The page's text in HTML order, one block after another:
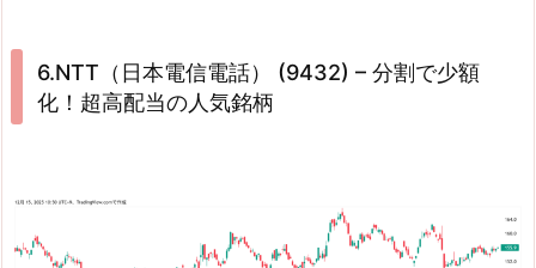
6.NTT（日本電信電話） (9432) – 分割で少額
化！超高配当の人気銘柄